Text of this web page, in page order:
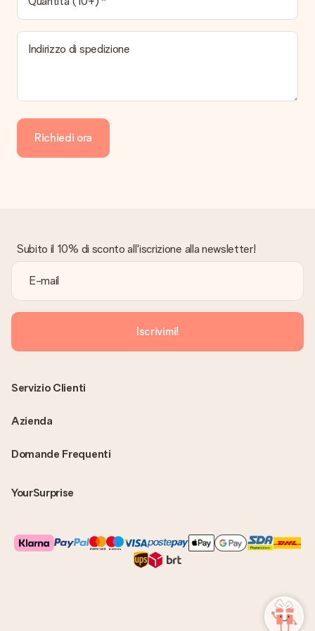
Indirizzo di spedizione
Richiedi ora
Subito il 10% di sconto all'iscrizione alla newsletter!
Iscrivimi!
Domande Frequenti
YourSurprise
Servizio Clienti
Azienda